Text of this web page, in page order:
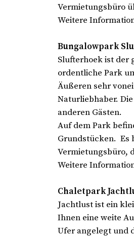
Vermietungsbüro
Weitere
Bungalowpark
Slufterhoek ist der
ordentliche Park
Äußeren sehr
Naturliebhaber.
anderen Gästen.
Auf dem Park
Grundstücken. Es
Vermietungsbüro,
Weitere
Chaletpark
Jachtlust ist ein
Ihnen eine weite
Ufer angelegt und